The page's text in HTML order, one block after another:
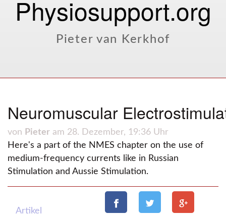
Physiosupport.org
Pieter van Kerkhof
Neuromuscular
von Pieter am 28. Dezember, 19:36 Uhr
Here's a part of the NMES chapter on the use of
medium-frequency currents like in Russian
Stimulation and Aussie Stimulation.
Artikel